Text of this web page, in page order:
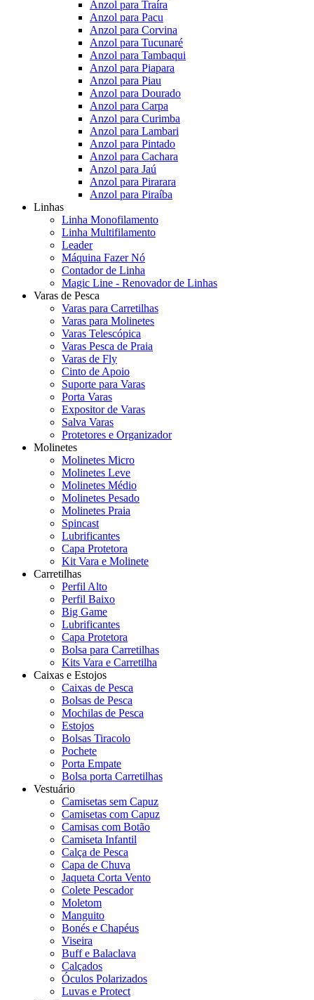
Anzol para Traíra
Anzol para Pacu
Anzol para Corvina
Anzol para Tucunaré
Anzol para Tambaqui
Anzol para Piapara
Anzol para Piau
Anzol para Dourado
Anzol para Carpa
Anzol para Curimba
Anzol para Lambari
Anzol para Pintado
Anzol para Cachara
Anzol para Jaú
Anzol para Pirarara
Anzol para Piraíba
Linhas
Linha Monofilamento
Linha Multifilamento
Leader
Máquina Fazer Nó
Contador de Linha
Magic Line - Renovador de Linhas
Varas de Pesca
Varas para Carretilhas
Varas para Molinetes
Varas Telescópica
Varas Pesca de Praia
Varas de Fly
Cinto de Apoio
Suporte para Varas
Porta Varas
Expositor de Varas
Salva Varas
Protetores e Organizador
Molinetes
Molinetes Micro
Molinetes Leve
Molinetes Médio
Molinetes Pesado
Molinetes Praia
Spincast
Lubrificantes
Capa Protetora
Kit Vara e Molinete
Carretilhas
Perfil Alto
Perfil Baixo
Big Game
Lubrificantes
Capa Protetora
Bolsa para Carretilhas
Kits Vara e Carretilha
Caixas e Estojos
Caixas de Pesca
Bolsas de Pesca
Mochilas de Pesca
Estojos
Bolsas Tiracolo
Pochete
Porta Empate
Bolsa porta Carretilhas
Vestuário
Camisetas sem Capuz
Camisetas com Capuz
Camisas com Botão
Camiseta Infantil
Calça de Pesca
Capa de Chuva
Jaqueta Corta Vento
Colete Pescador
Moletom
Manguito
Bonés e Chapéus
Viseira
Buff e Balaclava
Calçados
Óculos Polarizados
Luvas e Protect